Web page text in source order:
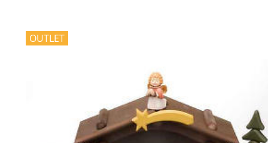
OUTLET